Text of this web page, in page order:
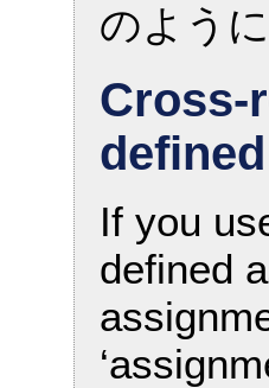
のよう
Cross-
If you
defined